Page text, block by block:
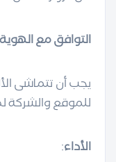
التوافق مع
يجب أن تتماشى
للموقع والشركة
الأداء: